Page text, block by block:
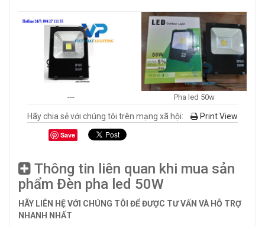
--- Pha led 50w
Print View
Hãy chia sẻ với chúng tôi trên mạng xã hội:
Save
Thông tin liên quan khi mua sản
phẩm Đèn pha led 50W
HÃY LIÊN HỆ VỚI CHÚNG TÔI ĐỂ ĐƯỢC TƯ VẤN VÀ HỖ TRỢ
NHANH NHẤT